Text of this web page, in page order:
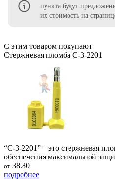
пункта будут
их стоимость на
С этим товаром покупают
Стержневая пломба С-3-2201
“С-3-2201” – это стержневая
обеспечения максимальной
от 38.80
подробнее